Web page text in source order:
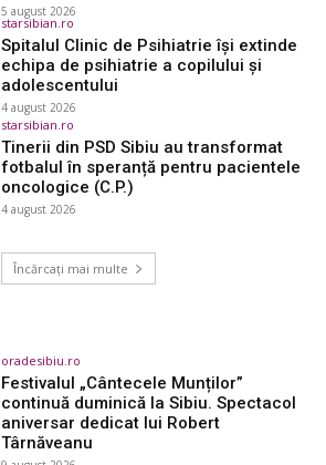
5 august 2026
starsibian.ro
Spitalul Clinic de Psihiatrie își extinde
echipa de psihiatrie a copilului și
adolescentului
4 august 2026
starsibian.ro
Tinerii din PSD Sibiu au transformat
fotbalul în speranță pentru pacientele
oncologice (C.P.)
4 august 2026
Încărcați mai multe
oradesibiu.ro
Festivalul „Cântecele Munților”
continuă duminică la Sibiu. Spectacol
aniversar dedicat lui Robert
Târnăveanu